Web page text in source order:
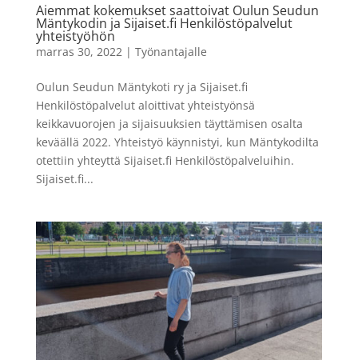
Aiemmat kokemukset saattoivat Oulun Seudun
Mäntykodin ja Sijaiset.fi Henkilöstöpalvelut
yhteistyöhön
marras 30, 2022| Työnantajalle
Oulun Seudun Mäntykoti ry ja Sijaiset.fi
Henkilöstöpalvelut aloittivat yhteistyönsä
keikkavuorojen ja sijaisuuksien täyttämisen osalta
keväällä 2022. Yhteistyö käynnistyi, kun Mäntykodilta
otettiin yhteyttä Sijaiset.fi Henkilöstöpalveluihin.
Sijaiset.fi...